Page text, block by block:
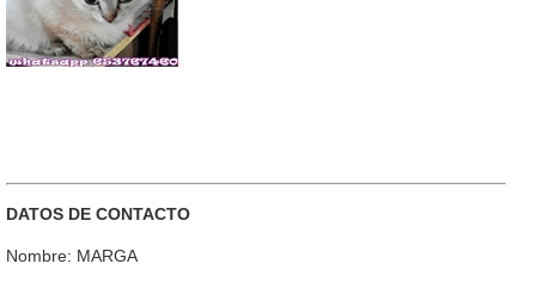
DATOS DE CONTACTO
Nombre: MARGA